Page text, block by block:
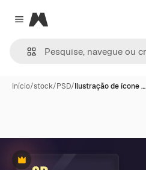
Close menu
Magnific
Início/stock/PSD/Ilustração de ícone …
Premium